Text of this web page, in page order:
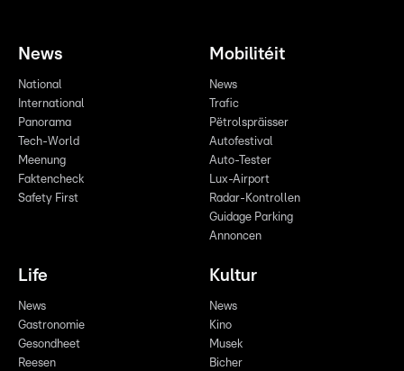
News
National
International
Panorama
Tech-World
Meenung
Faktencheck
Safety First
Mobilitéit
News
Trafic
Pëtrolspräisser
Autofestival
Auto-Tester
Lux-Airport
Radar-Kontrollen
Guidage Parking
Annoncen
Life
News
Gastronomie
Gesondheet
Reesen
Kultur
News
Kino
Musek
Bicher